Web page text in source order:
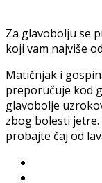
Za glavobolju se
koji vam najviše
Matičnjak i
preporučuje kod
glavobolje
zbog bolesti
probajte čaj od